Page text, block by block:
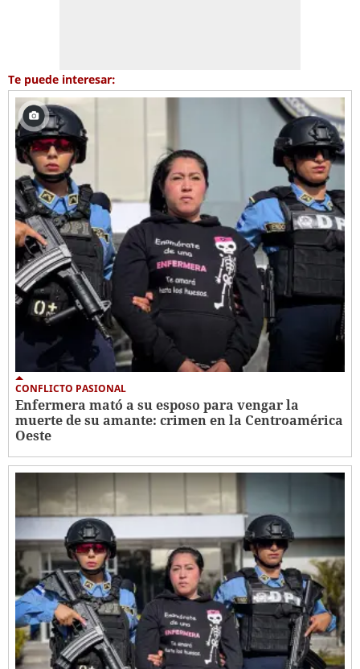
Te puede interesar:
CONFLICTO PASIONAL
Enfermera mató a su esposo para vengar la
muerte de su amante: crimen en la Centroamérica
Oeste